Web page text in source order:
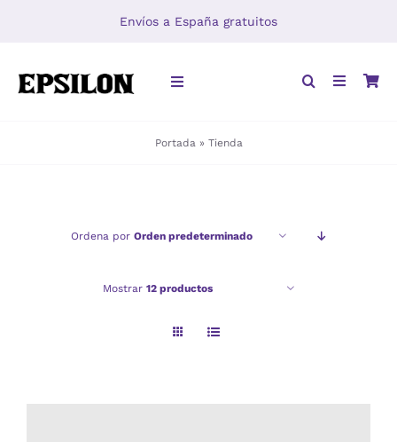
Envíos a España gratuitos
Toggle
Portada » Tienda
Ordena por Orden predeterminado
Mostrar 12 productos